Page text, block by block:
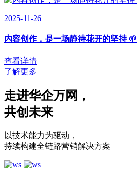
2025-11-26
内容创作，是一场静待花开的坚持 🌱
查看详情
了解更多
走进华企万网 ，
共创未来
以技术能力为驱动 ，
持续构建全链路营销解决方案